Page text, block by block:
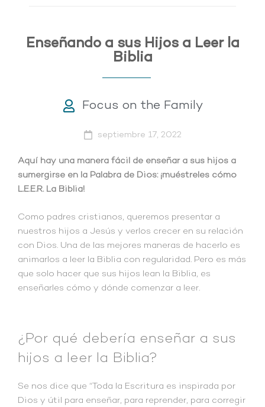
Enseñando a sus Hijos a Leer la
Biblia
Focus on the Family
septiembre 17, 2022
Aquí hay una manera fácil de enseñar a sus hijos a
sumergirse en la Palabra de Dios: ¡muéstreles cómo
L.E.E.R. La Biblia!
Como padres cristianos, queremos presentar a
nuestros hijos a Jesús y verlos crecer en su relación
con Dios. Una de las mejores maneras de hacerlo es
animarlos a leer la Biblia con regularidad. Pero es más
que solo hacer que sus hijos lean la Biblia, es
enseñarles cómo y dónde comenzar a leer.
¿Por qué debería enseñar a sus
hijos a leer la Biblia?
Se nos dice que “Toda la Escritura es inspirada por
Dios y útil para enseñar, para reprender, para corregir